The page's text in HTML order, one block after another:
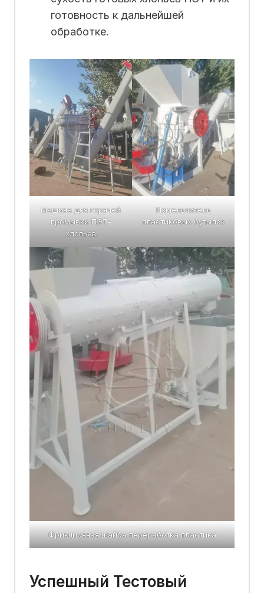
готовность к дальнейшей
обработке.
Машина для горячей
промывки ПЭТ-
хлопьев
Измельчитель
пластиковых бутылок
Фрикционная шайба переработка пластика
Успешный Тестовый